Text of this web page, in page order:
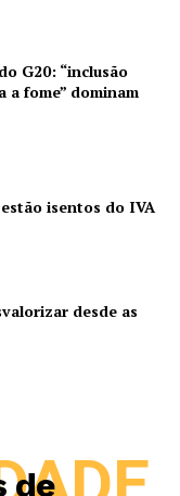
G20: “inclusão
a fome” dominam
isentos do IVA
desde as
de